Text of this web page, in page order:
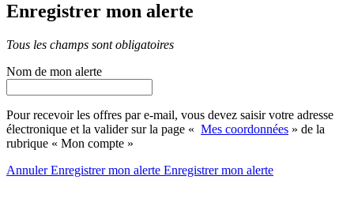
Enregistrer mon alerte
Tous les champs sont obligatoires
Nom de mon alerte
Pour recevoir les offres par e-mail, vous devez saisir votre adresse
électronique et la valider sur la page « Mes coordonnées » de la
rubrique « Mon compte »
AnnulerEnregistrer mon alerte Enregistrermon alerte